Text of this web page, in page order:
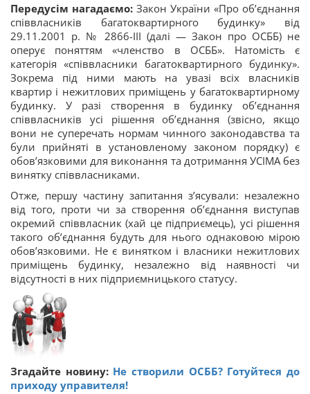
Передусім нагадаємо: Закон України «Про об’єднання
співвласників багатоквартирного будинку» від
29.11.2001 р. № 2866-III (далі — Закон про ОСББ) не
оперує поняттям «членство в ОСББ». Натомість є
категорія «співвласники багатоквартирного будинку».
Зокрема під ними мають на увазі всіх власників
квартир і нежитлових приміщень у багатоквартирному
будинку. У разі створення в будинку об’єднання
співвласників усі рішення об’єднання (звісно, якщо
вони не суперечать нормам чинного законодавства та
були прийняті в установленому законом порядку) є
обов’язковими для виконання та дотримання УСІМА без
винятку співвласниками.
Отже, першу частину запитання з’ясували: незалежно
від того, проти чи за створення об’єднання виступав
окремий співвласник (хай це підприємець), усі рішення
такого об’єднання будуть для нього однаковою мірою
обов’язковими. Не є винятком і власники нежитлових
приміщень будинку, незалежно від наявності чи
відсутності в них підприємницького статусу.
Згадайте новину: Не створили ОСББ? Готуйтеся до
приходу управителя!